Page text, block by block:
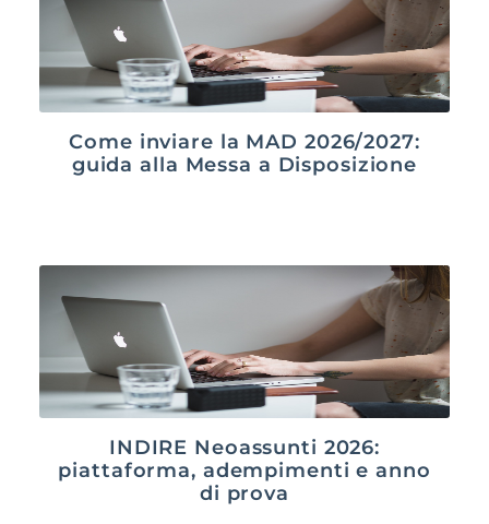
Come inviare la MAD 2026/2027:
guida alla Messa a Disposizione
INDIRE Neoassunti 2026:
piattaforma, adempimenti e anno
di prova